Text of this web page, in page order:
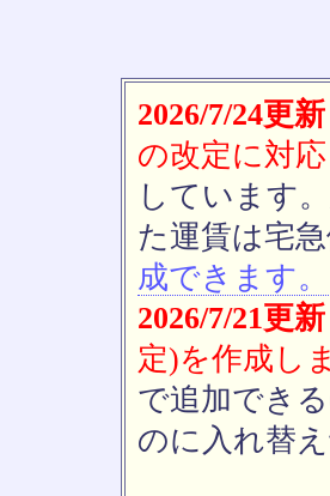
2026/7/24更新
の改定に対応
しています
た運賃は宅
成できます。
2026/7/21更新
定)を作成し
で追加でき
のに入れ替え